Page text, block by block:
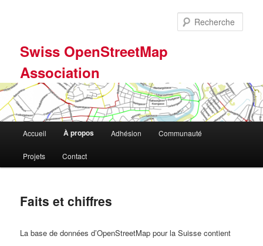
Swiss OpenStreetMap
Association
Accueil À propos Adhésion Communauté
Projets Contact
Faits et chiffres
La base de données d’OpenStreetMap pour la Suisse contient